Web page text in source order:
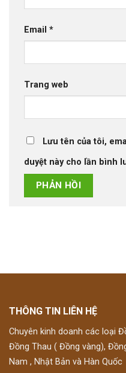
Email *
Trang web
Lưu tên của tôi,
duyệt này cho lần bình
THÔNG TIN LIÊN HỆ
Chuyên kinh doanh các loại
Đồng Thau ( Đồng vàng),
Nam , Nhật Bản và Hàn Quốc